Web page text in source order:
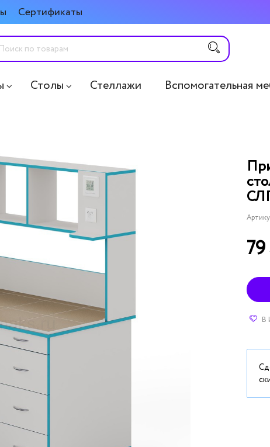
Сертификаты
Столы Стеллажи Вспомогательная
В